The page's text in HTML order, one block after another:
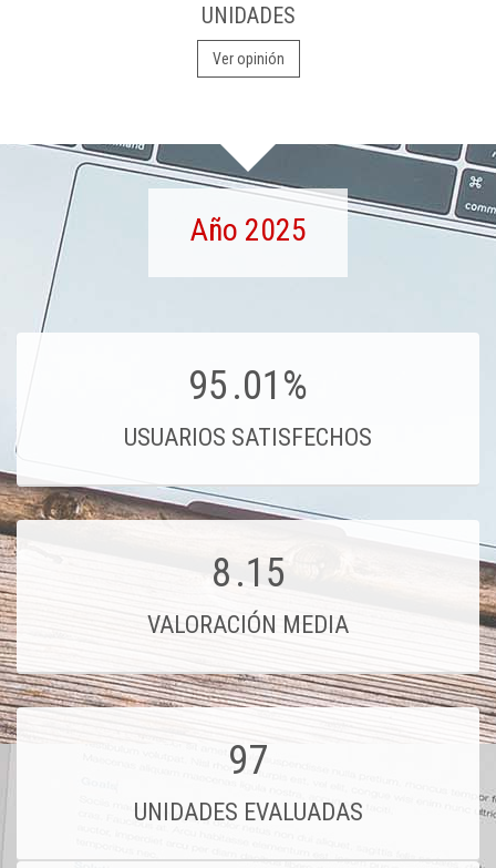
UNIDADES
Ver opinión
Año 2025
95.01%
USUARIOS SATISFECHOS
8.15
VALORACIÓN MEDIA
97
UNIDADES EVALUADAS